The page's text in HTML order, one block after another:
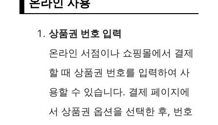
온라인 사용
상품권 번호 입력
온라인 서점이나 쇼핑몰에서 결제
할 때 상품권 번호를 입력하여 사
용할 수 있습니다. 결제 페이지에
서 상품권 옵션을 선택한 후, 번호